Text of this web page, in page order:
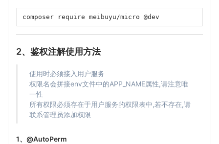
composer require meibuyu/micro @dev
2、鉴权注解使用方法
使用时必须接入用户服务
权限名会拼接env文件中的APP_NAME属性,请注意唯
一性
所有权限必须存在于用户服务的权限表中,若不存在,请
联系管理员添加权限
1、@AutoPerm